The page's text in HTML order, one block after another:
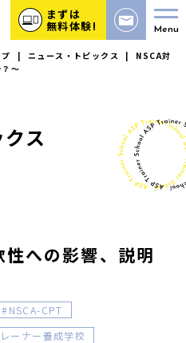
まずは
無料体験! Menu
| ニュース・トピックス |
NSCA対
〜
ス
への影響、説明
NSCA-CPT
レーナー養成学校